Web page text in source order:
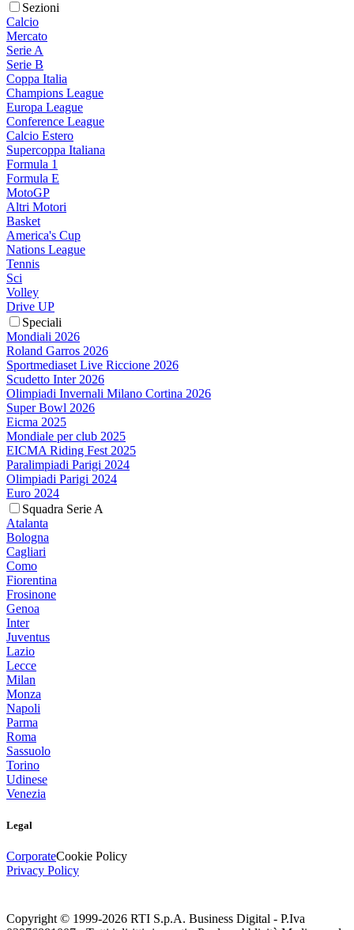
Sezioni
Calcio
Mercato
Serie A
Serie B
Coppa Italia
Champions League
Europa League
Conference League
Calcio Estero
Supercoppa Italiana
Formula 1
Formula E
MotoGP
Altri Motori
Basket
America's Cup
Nations League
Tennis
Sci
Volley
Drive UP
Speciali
Mondiali 2026
Roland Garros 2026
Sportmediaset Live Riccione 2026
Scudetto Inter 2026
Olimpiadi Invernali Milano Cortina 2026
Super Bowl 2026
Eicma 2025
Mondiale per club 2025
EICMA Riding Fest 2025
Paralimpiadi Parigi 2024
Olimpiadi Parigi 2024
Euro 2024
Squadra Serie A
Atalanta
Bologna
Cagliari
Como
Fiorentina
Frosinone
Genoa
Inter
Juventus
Lazio
Lecce
Milan
Monza
Napoli
Parma
Roma
Sassuolo
Torino
Udinese
Venezia
Legal
CorporateCookie Policy
Privacy Policy
Copyright © 1999-2026 RTI S.p.A. Business Digital - P.Iva